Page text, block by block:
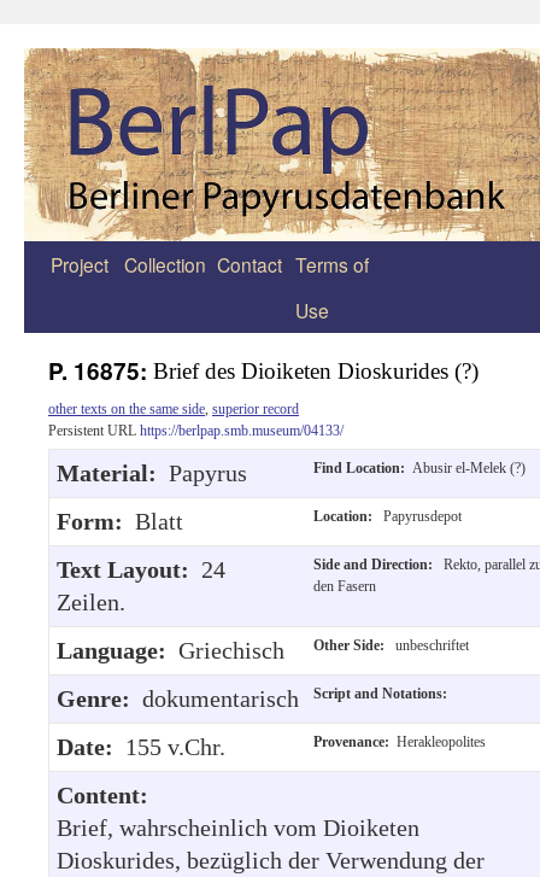
Zum
Project Collection Contact Terms of
Use
P. 16875: Brief des Dioiketen Dioskurides (?)
other texts on the same side superior record
Persistent URL https://berlpap.smb.museum/04133/
Material: Papyrus Find Location: Abusir el-Melek (?)
Form: Blatt Location: Papyrusdepot
Text Layout: 24
Zeilen.
Side and Direction:
Rekto, parallel
den Fasern
Language: Griechisch Other Side: unbeschriftet
Genre: dokumentarisch Script and Notations:
Date: 155 v.Chr. Provenance: Herakleopolites
Content:
Brief, wahrscheinlich vom Dioiketen
Dioskurides, bezüglich der Verwendung der